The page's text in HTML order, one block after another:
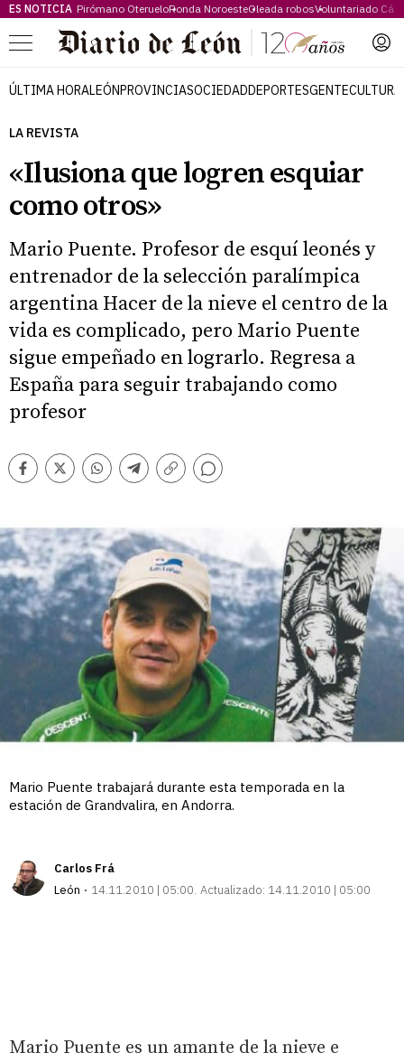
ES NOTICIA Pirómano OterueloRonda NoroesteOleada robosVoluntariado
Menú
ÚLTIMA HORALEÓNPROVINCIASOCIEDADDEPORTESGENTECULTURA
LA REVISTA
«Ilusiona que logren esquiar
como otros»
Mario Puente. Profesor de esquí leonés y
entrenador de la selección paralímpica
argentina Hacer de la nieve el centro de la
vida es complicado, pero Mario Puente
sigue empeñado en lograrlo. Regresa a
España para seguir trabajando como
profesor
Facebook
TwitterWhatsappTelegram
Copiar
Comentarios
Mario Puente trabajará durante esta temporada en la
estación de Grandvalira, en Andorra.
Carlos Frá
León
14.11.2010 | 05:00 Actualizado: 14.11.2010 | 05:00
Mario Puente es un amante de la nieve e